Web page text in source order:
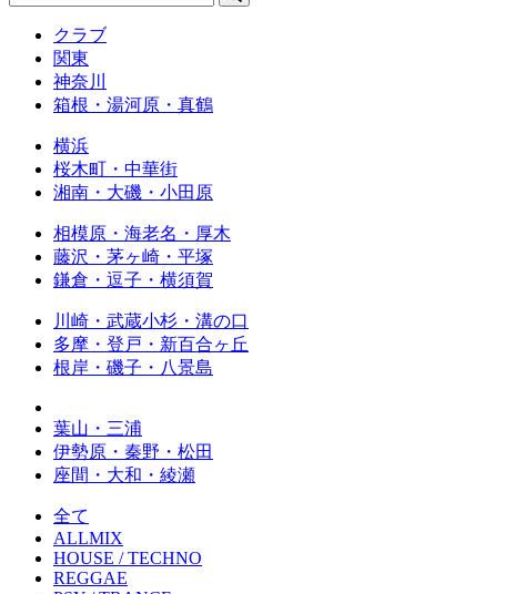
クラブ
関東
神奈川
箱根・湯河原・真鶴
横浜
桜木町・中華街
湘南・大磯・小田原
相模原・海老名・厚木
藤沢・茅ヶ崎・平塚
鎌倉・逗子・横須賀
川崎・武蔵小杉・溝の口
多摩・登戸・新百合ヶ丘
根岸・磯子・八景島
葉山・三浦
伊勢原・秦野・松田
座間・大和・綾瀬
全て
ALLMIX
HOUSE / TECHNO
REGGAE